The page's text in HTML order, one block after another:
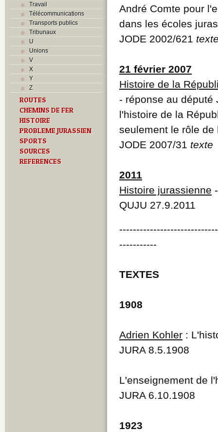
Travail
Télécommunications
Transports publics
Tribunaux
U
Unions
V
X
Y
Z
ROUTES
CHEMINS DE FER
HISTOIRE
PROBLEME JURASSIEN
SPORTS
SOURCES
REFERENCES
André Comte pour
dans les écoles
JODE 2002/621
21 février 2007
Histoire de la
- réponse au député
l'histoire de la
seulement le rôle
JODE 2007/31 texte
2011
Histoire jurassienne
QUJU 27.9.2011
-----------
TEXTES
1908
Adrien Kohler :
JURA 8.5.1908
L'enseignement de
JURA 6.10.1908
1923